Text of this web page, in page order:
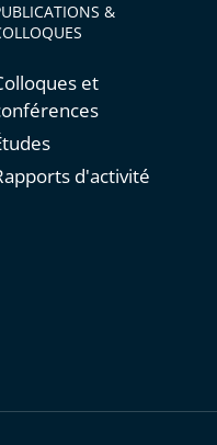
&
et
d'activité